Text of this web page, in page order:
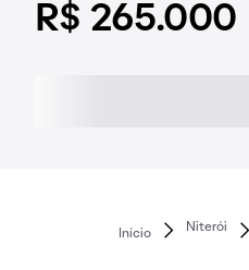
R$ 265.000
Início
Niterói